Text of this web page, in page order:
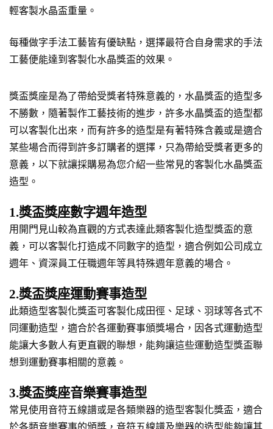
輕客製水晶盃重量。
每種做字手法工藝皆有優缺點，選擇最符合自身需求的手法
工藝便能達到客製化水晶獎盃的效果。
獎盃獎座是為了帶給受獎者特殊意義的，水晶獎盃的造型多
不勝數，隨著製作工藝技術的進步，許多水晶獎盃的造型都
可以客製化出來，而有許多的造型是有著特殊含義或是適合
某些場合而得到許多訂購者的選擇，只為帶給受獎者更多的
意義，以下就讓採購易為您介紹一些常見的客製化水晶獎盃
造型。
1.獎盃獎座數字週年造型
用開門見山較為直觀的方式表達此類客製化造型獎盃的意
義，可以客製化打造成不同數字的造型，適合例如公司成立
週年、資深員工任職週年等具特殊週年意義的場合。
2.獎盃獎座運動賽事造型
此類造型客製化獎盃可客製化成田徑、足球、羽球等各式不
同運動造型，適合於各運動賽事頒獎場合，因各式運動造型
能讓大多數人有更直觀的聯想，能夠讓這些運動造型獎盃聯
想到運動賽事相關的意義。
3.獎盃獎座音樂賽事造型
常見使用音符五線譜或是各類樂器的造型客製化獎盃，適合
於各類音樂賽事的頒獎，音符五線譜及樂器的造型能夠讓其